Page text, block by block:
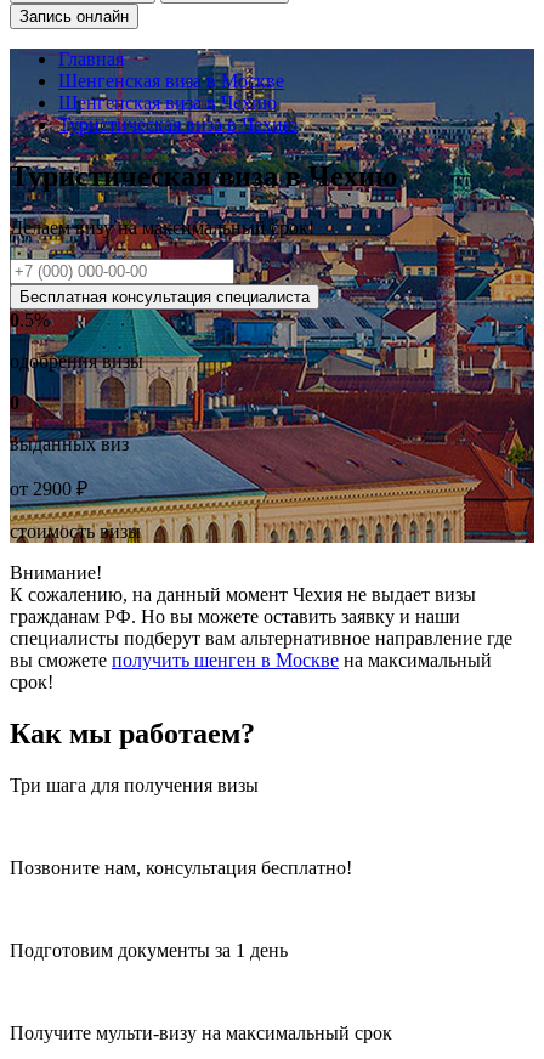
Запись онлайн
Главная
Шенгенская виза в Москве
Шенгенская виза в Чехию
Туристическая виза в Чехию
Туристическая виза в Чехию
Делаем визу намаксимальныйсрок!
Бесплатная консультация специалиста
0.5%
одобрения визы
0
выданных виз
от 2900 ₽
стоимость визы
Внимание!
К сожалению, на данный момент Чехия не выдает визы
гражданам РФ. Но вы можете оставить заявку и наши
специалисты подберут вам альтернативное направление где
вы сможете получить шенген в Москве на максимальный
срок!
Как мы работаем?
Три шага для получения визы
Позвоните нам, консультация бесплатно!
Подготовим документы за 1 день
Получите мульти-визу на максимальный срок